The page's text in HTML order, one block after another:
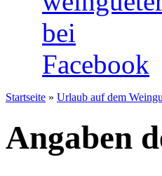
Startseite » Urlaub auf dem
Angaben